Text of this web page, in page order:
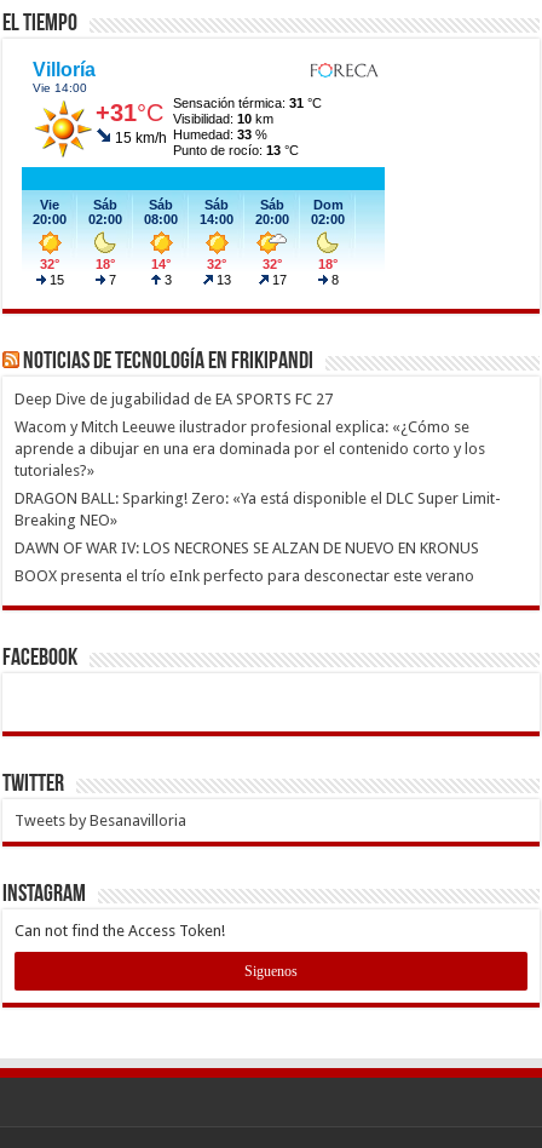
El Tiempo
Noticias de Tecnología en Frikipandi
Deep Dive de jugabilidad de EA SPORTS FC 27
Wacom y Mitch Leeuwe ilustrador profesional explica: «¿Cómo se
aprende a dibujar en una era dominada por el contenido corto y los
tutoriales?»
DRAGON BALL: Sparking! Zero: «Ya está disponible el DLC Super Limit-
Breaking NEO»
DAWN OF WAR IV: LOS NECRONES SE ALZAN DE NUEVO EN KRONUS
BOOX presenta el trío eInk perfecto para desconectar este verano
Facebook
Twitter
Tweets by Besanavilloria
INSTAGRAM
Can not find the Access Token!
Siguenos